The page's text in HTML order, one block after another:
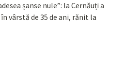
șanse nule”: la Cernăuți a
vârstă de 35 de ani, rănit la